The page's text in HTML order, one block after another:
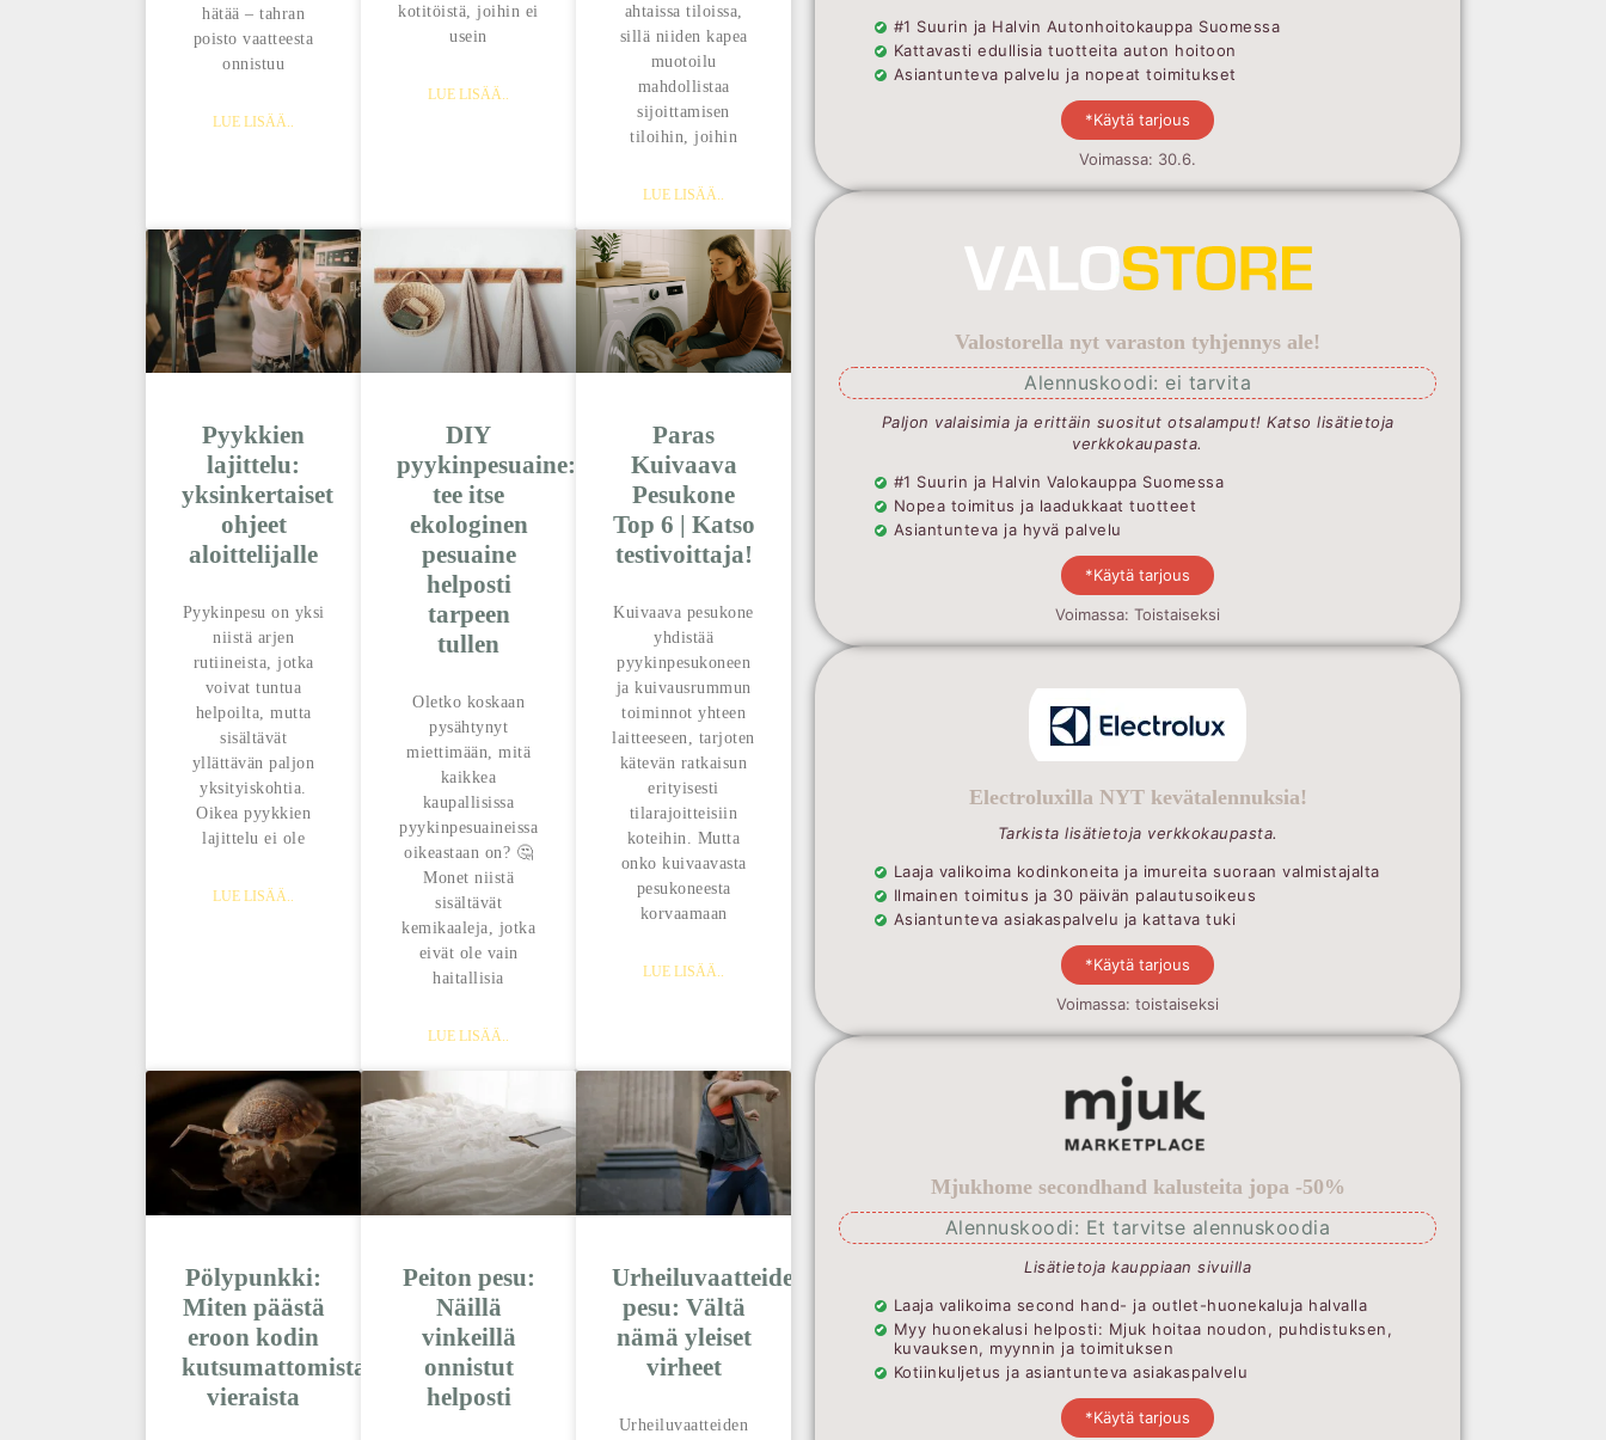
hätää – tahran
poisto vaatteesta
onnistuu
LUE LISÄÄ..
kotitöistä, joihin ei
usein
LUE LISÄÄ..
ahtaissa tiloissa,
sillä niiden kapea
muotoilu
mahdollistaa
sijoittamisen
tiloihin, joihin
LUE LISÄÄ..
Pyykkien
lajittelu:
yksinkertaiset
ohjeet
aloittelijalle
Pyykinpesu on yksi
niistä arjen
rutiineista, jotka
voivat tuntua
helpoilta, mutta
sisältävät
yllättävän paljon
yksityiskohtia.
Oikea pyykkien
lajittelu ei ole
LUE LISÄÄ..
DIY
pyykinpesuaine:
tee itse
ekologinen
pesuaine
helposti
tarpeen
tullen
Oletko koskaan
pysähtynyt
miettimään, mitä
kaikkea
kaupallisissa
pyykinpesuaineissa
oikeastaan on? 🤔
Monet niistä
sisältävät
kemikaaleja, jotka
eivät ole vain
haitallisia
LUE LISÄÄ..
Paras
Kuivaava
Pesukone
Top 6 | Katso
testivoittaja!
Kuivaava pesukone
yhdistää
pyykinpesukoneen
ja kuivausrummun
toiminnot yhteen
laitteeseen, tarjoten
kätevän ratkaisun
erityisesti
tilarajoitteisiin
koteihin. Mutta
onko kuivaavasta
pesukoneesta
korvaamaan
LUE LISÄÄ..
Pölypunkki:
Miten päästä
eroon kodin
kutsumattomista
vieraista
Peiton pesu:
Näillä
vinkeillä
onnistut
helposti
Urheiluvaatteiden
pesu: Vältä
nämä yleiset
virheet
Urheiluvaatteiden
#1 Suurin ja Halvin Autonhoitokauppa Suomessa
Kattavasti edullisia tuotteita auton hoitoon
Asiantunteva palvelu ja nopeat toimitukset
*Käytä tarjous
Voimassa: 30.6.
Valostorella nyt varaston tyhjennys ale!
Alennuskoodi: ei tarvita
Paljon valaisimia ja erittäin suositut otsalamput! Katso lisätietoja
verkkokaupasta.
#1 Suurin ja Halvin Valokauppa Suomessa
Nopea toimitus ja laadukkaat tuotteet
Asiantunteva ja hyvä palvelu
*Käytä tarjous
Voimassa: Toistaiseksi
Electroluxilla NYT kevätalennuksia!
Tarkista lisätietoja verkkokaupasta.
Laaja valikoima kodinkoneita ja imureita suoraan valmistajalta
Ilmainen toimitus ja 30 päivän palautusoikeus
Asiantunteva asiakaspalvelu ja kattava tuki
*Käytä tarjous
Voimassa: toistaiseksi
Mjukhome secondhand kalusteita jopa -50%
Alennuskoodi: Et tarvitse alennuskoodia
Lisätietoja kauppiaan sivuilla
Laaja valikoima second hand- ja outlet-huonekaluja halvalla
Myy huonekalusi helposti: Mjuk hoitaa noudon, puhdistuksen,
kuvauksen, myynnin ja toimituksen
Kotiinkuljetus ja asiantunteva asiakaspalvelu
*Käytä tarjous